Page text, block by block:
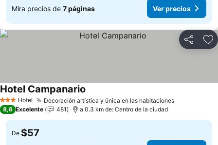
Mira precios de 7 páginas Ver precios
Compartir
3 Estrellas
Hotel Decoración artística y única en las habitacionesVer precios
Hotel Campanario
8,6 Excelente 481 a 0.3 km de: Centro de la ciudad
De $57